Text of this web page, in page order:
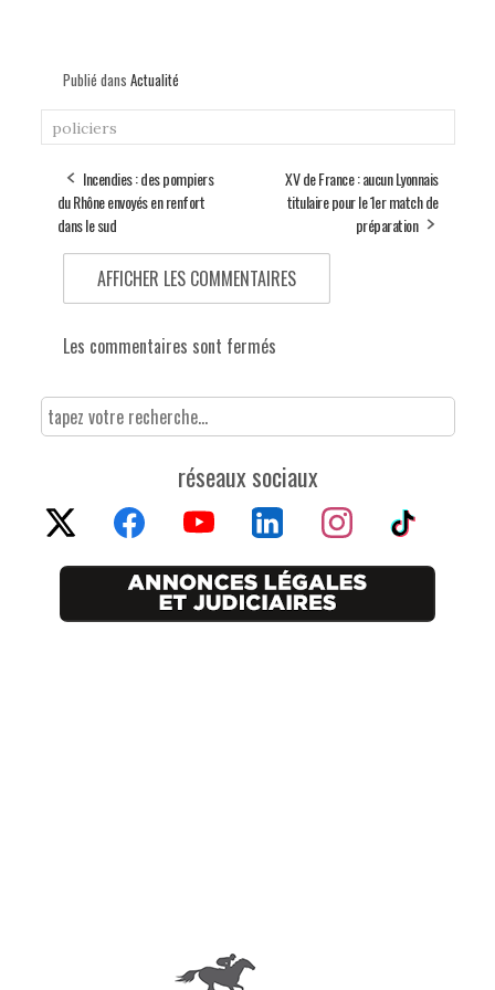
Publié dans Actualité
policiers
Incendies : des pompiers
du Rhône envoyés en renfort
dans le sud
XV de France : aucun Lyonnais
titulaire pour le 1er match de
préparation
AFFICHER LES COMMENTAIRES
Les commentaires sont fermés
réseaux sociaux